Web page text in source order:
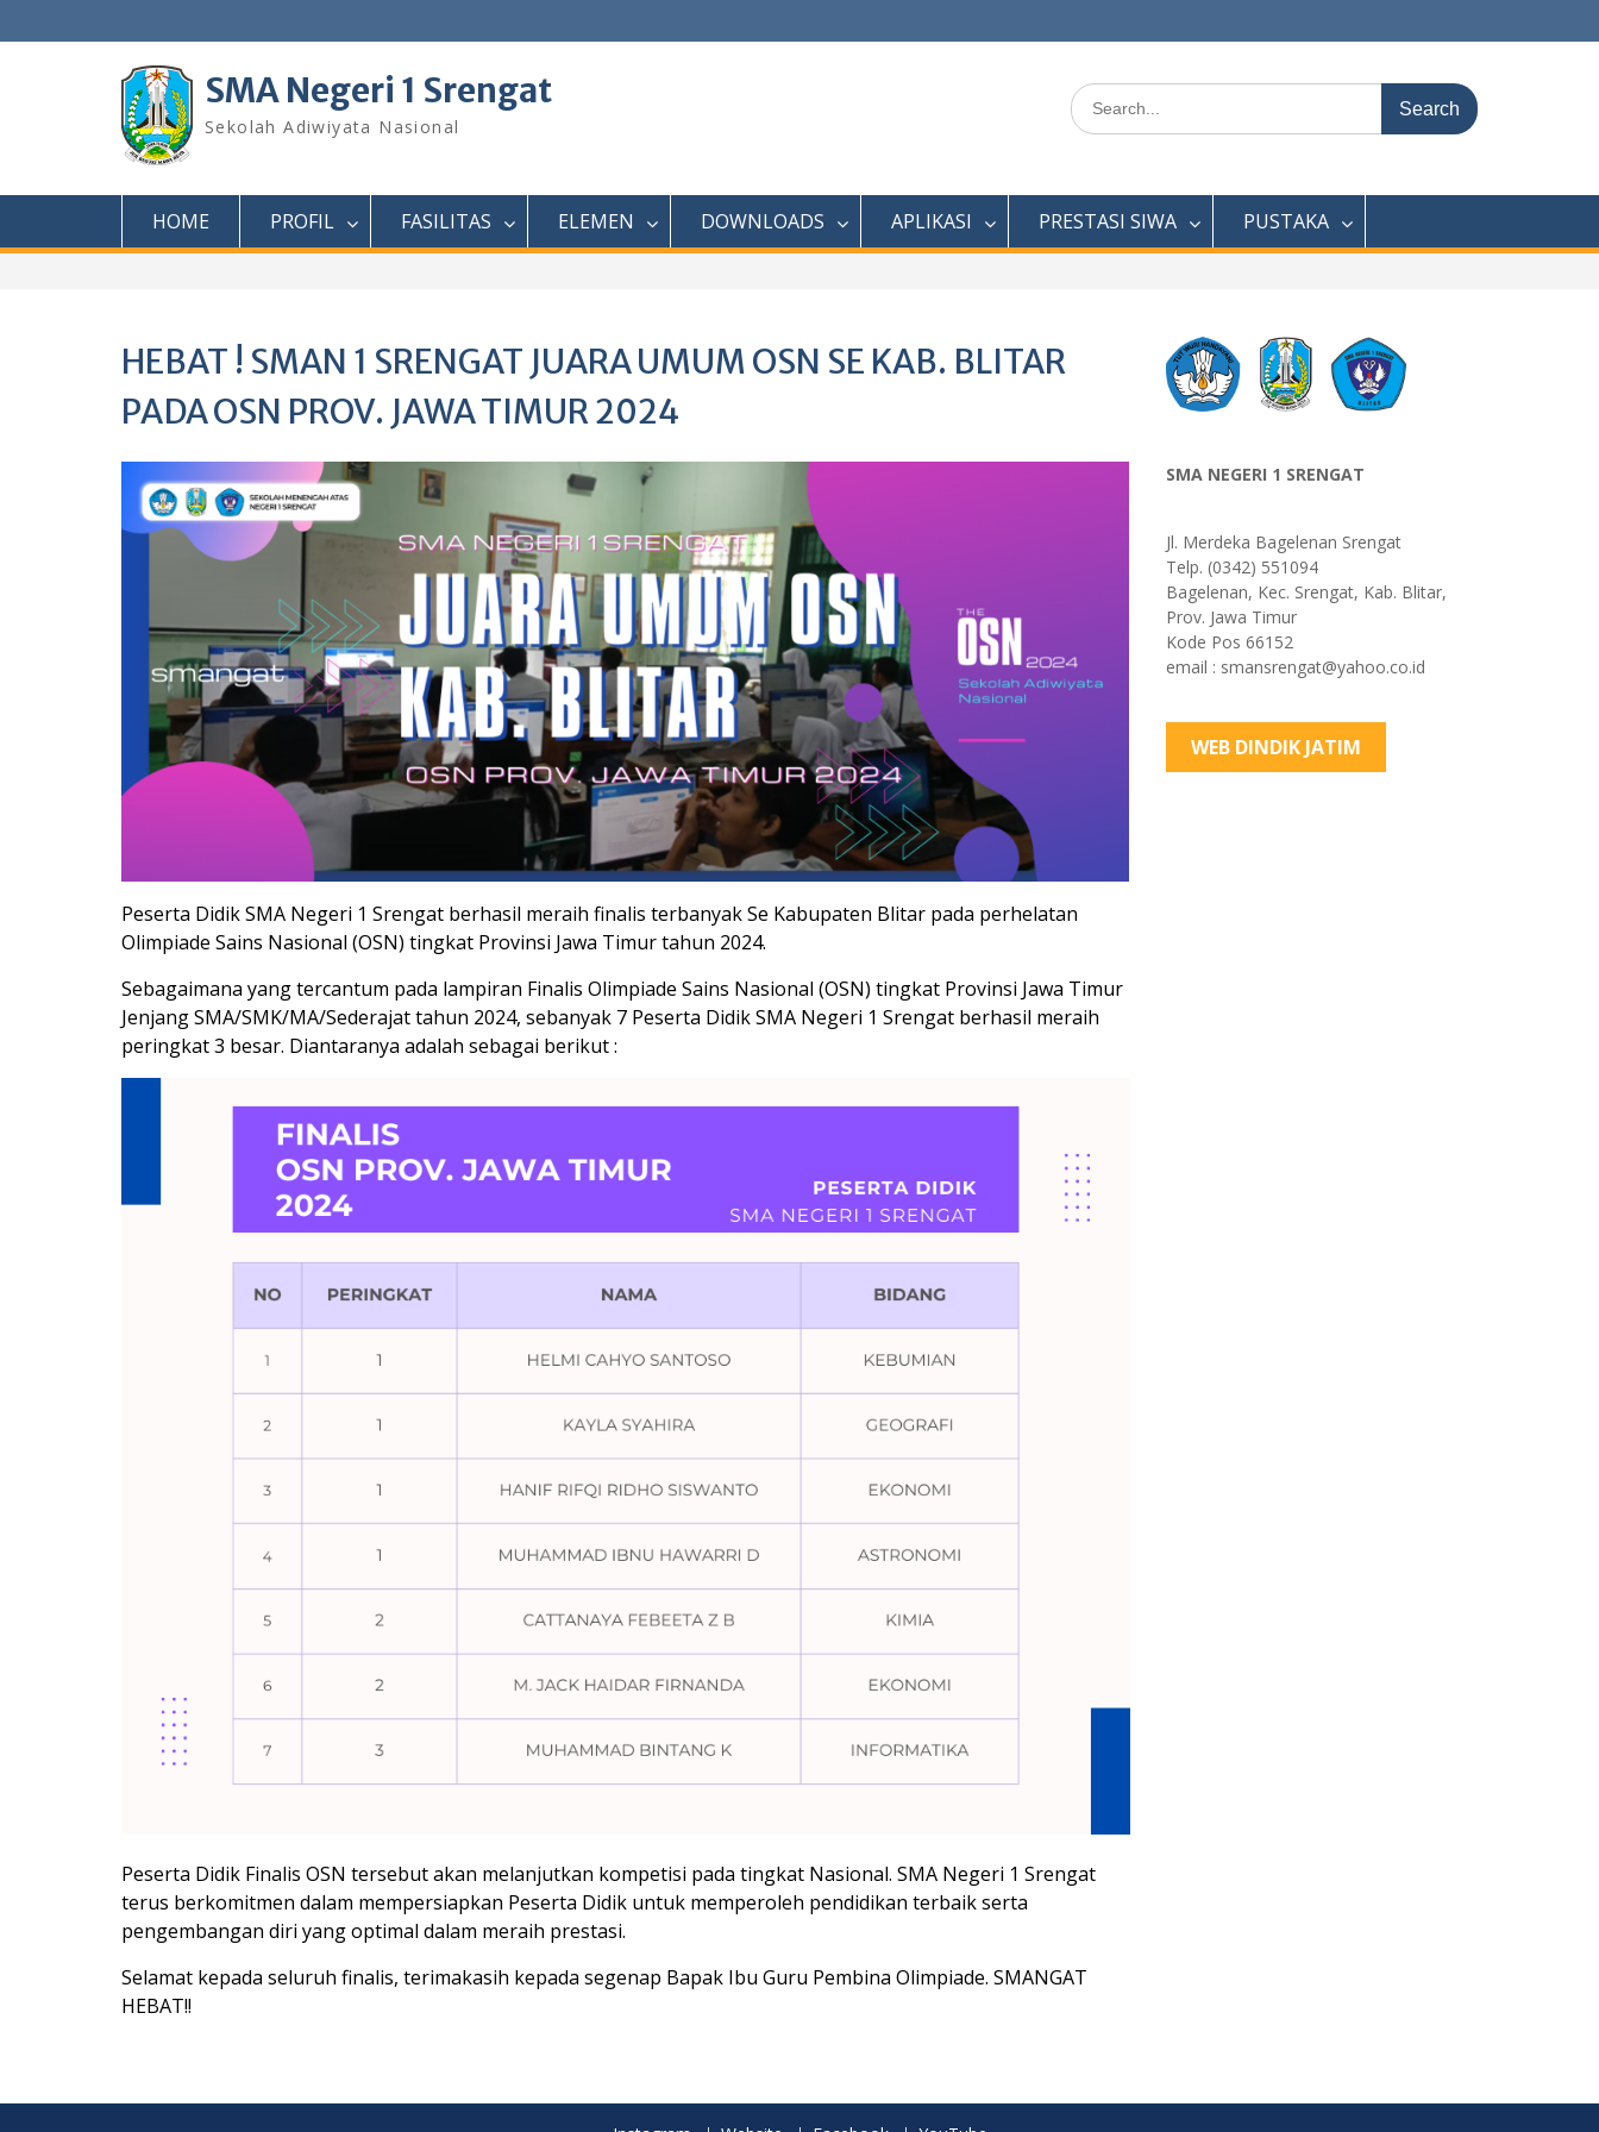
to
SMA Negeri 1 Srengat
Sekolah Adiwiyata Nasional
Search
for:
HOME PROFIL FASILITAS ELEMEN DOWNLOADS APLIKASI PRESTASI SIWA PUSTAKA
HEBAT ! SMAN 1 SRENGAT JUARA UMUM OSN SE KAB. BLITAR
PADA OSN PROV. JAWA TIMUR 2024
Peserta Didik SMA Negeri 1 Srengat berhasil meraih finalis terbanyak Se Kabupaten Blitar pada perhelatan
Olimpiade Sains Nasional (OSN) tingkat Provinsi Jawa Timur tahun 2024.
Sebagaimana yang tercantum pada lampiran Finalis Olimpiade Sains Nasional (OSN) tingkat Provinsi Jawa Timur
Jenjang SMA/SMK/MA/Sederajat tahun 2024, sebanyak 7 Peserta Didik SMA Negeri 1 Srengat berhasil meraih
peringkat 3 besar. Diantaranya adalah sebagai berikut :
Peserta Didik Finalis OSN tersebut akan melanjutkan kompetisi pada tingkat Nasional. SMA Negeri 1 Srengat
terus berkomitmen dalam mempersiapkan Peserta Didik untuk memperoleh pendidikan terbaik serta
pengembangan diri yang optimal dalam meraih prestasi.
Selamat kepada seluruh finalis, terimakasih kepada segenap Bapak Ibu Guru Pembina Olimpiade. SMANGAT
HEBAT!!
SMA NEGERI 1 SRENGAT
Jl. Merdeka Bagelenan Srengat
Telp. (0342) 551094
Bagelenan, Kec. Srengat, Kab. Blitar,
Prov. Jawa Timur
Kode Pos 66152
email : smansrengat@yahoo.co.id
WEB DINDIK JATIM